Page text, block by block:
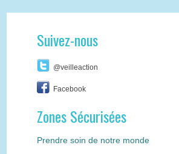
Suivez-nous
@veilleaction
Facebook
Zones Sécurisées
Prendre soin de notre monde